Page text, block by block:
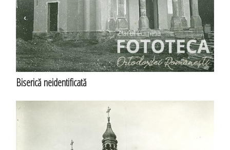
Biserică neidentificată